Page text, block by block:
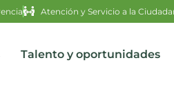
Atención y Servicio a la
Talento y oportunidades